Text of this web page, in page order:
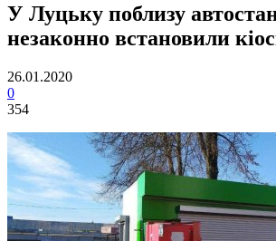
У Луцьку поблизу
незаконно встановили
26.01.2020
0
354